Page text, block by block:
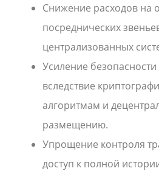
Снижение расходов на
посреднических
централизованных
Усиление
вследствие
алгоритмам и
размещению.
Упрощение контроля
доступ к полной